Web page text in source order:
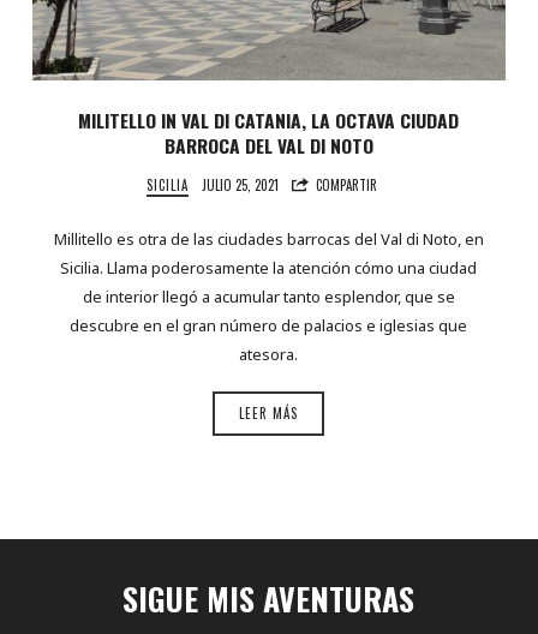
MILITELLO IN VAL DI CATANIA, LA OCTAVA CIUDAD
BARROCA DEL VAL DI NOTO
SICILIA JULIO 25, 2021 COMPARTIR
Millitello es otra de las ciudades barrocas del Val di Noto, en
Sicilia. Llama poderosamente la atención cómo una ciudad
de interior llegó a acumular tanto esplendor, que se
descubre en el gran número de palacios e iglesias que
atesora.
LEER MÁS
SIGUE MIS AVENTURAS